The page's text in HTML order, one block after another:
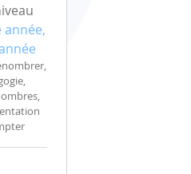
année,